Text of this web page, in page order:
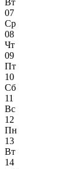
Вт
07
Ср
08
Чт
09
Пт
10
Сб
11
Вс
12
Пн
13
Вт
14